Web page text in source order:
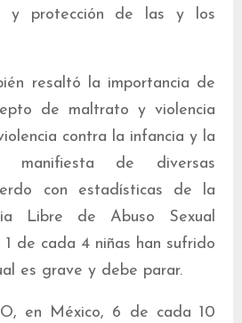
y protección de las y los
resaltó la importancia de
de maltrato y violencia
contra la infancia y la
manifiesta de diversas
con estadísticas de la
Libre de Abuso Sexual
de cada 4 niñas han sufrido
es grave y debe parar.
en México, 6 de cada 10